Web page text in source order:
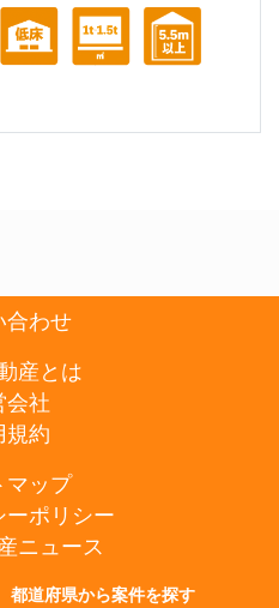
合わせ
産とは
会社
規約
マップ
ーポリシー
ニュース
都道府県から案件を探す